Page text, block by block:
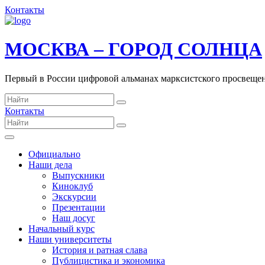
Контакты
МОСКВА – ГОРОД СОЛНЦА
Первый в России цифровой альманах марксистского
Контакты
Официально
Наши дела
Выпускники
Киноклуб
Экскурсии
Презентации
Наш досуг
Начальный курс
Наши университеты
История и ратная слава
Публицистика и экономика